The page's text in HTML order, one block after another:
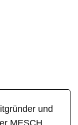
und
MESCH